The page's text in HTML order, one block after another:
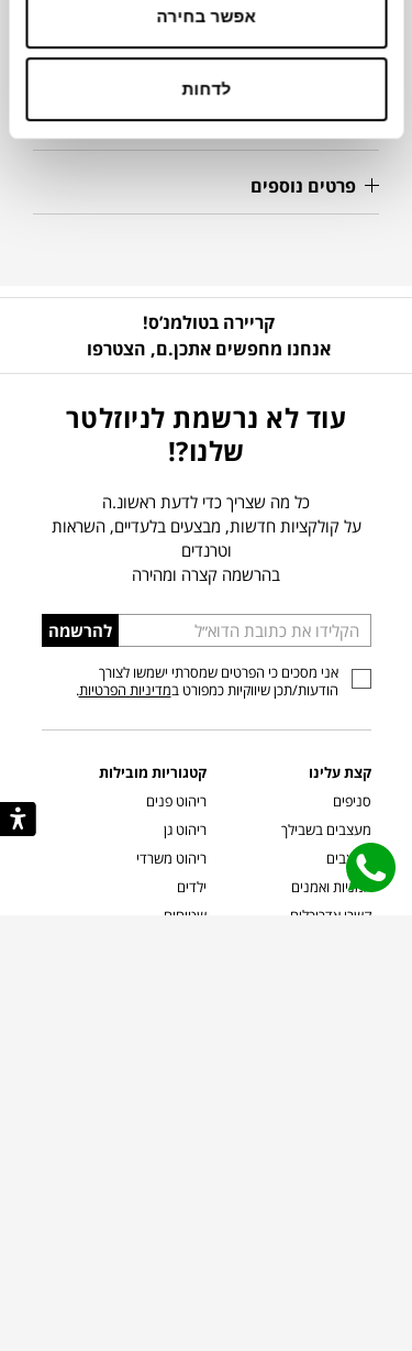
אפשר בחירה
לדחות
מידע על חומרים
מק"ט
פרטים נוספים
קריירה בטולמנ’ס!
אנחנו מחפשים אתכן.ם, הצטרפו
עוד לא נרשמת לניוזלטר
שלנו?!
כל מה שצריך כדי לדעת ראשונ.ה
על קולקציות חדשות, מבצעים בלעדיים, השראות
וטרנדים
בהרשמה קצרה ומהירה
הכניסו
כתובת
דוא”ל
להרשמה
אני מסכים כי הפרטים שמסרתי ישמשו לצורך
הודעות/תכן שיווקיות כמפורט במדיניות הפרטיות.
קצת עלינו
סניפים
מעצבים בשבילך
מעצבים
אמניות ואמנים
קשרי אדריכלים
קטגוריות מובילות
ריהוט פנים
ריהוט גן
ריהוט משרדי
ילדים
שטיחים